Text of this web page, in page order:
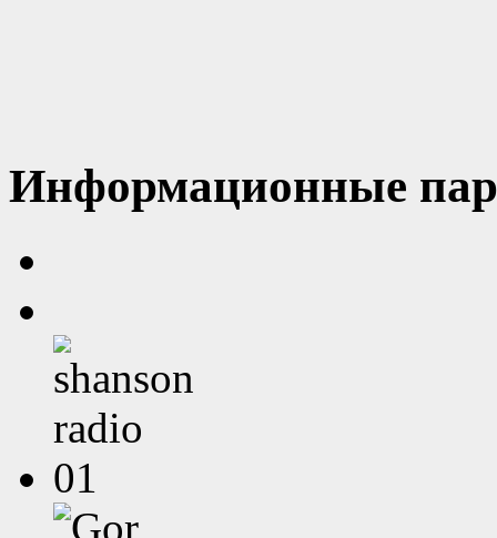
Информационные